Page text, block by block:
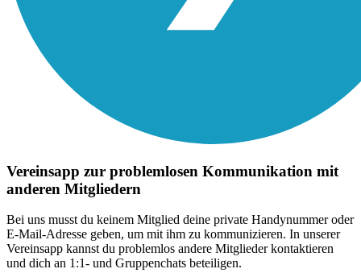
Vereinsapp zur problemlosen Kommunikation mit
anderen Mitgliedern
Bei uns musst du keinem Mitglied deine private Handynummer oder
E-Mail-Adresse geben, um mit ihm zu kommunizieren. In unserer
Vereinsapp kannst du problemlos andere Mitglieder kontaktieren
und dich an 1:1- und Gruppenchats beteiligen.